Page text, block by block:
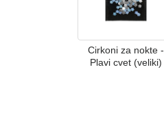
Cirkoni za nokte -
Plavi cvet (veliki)